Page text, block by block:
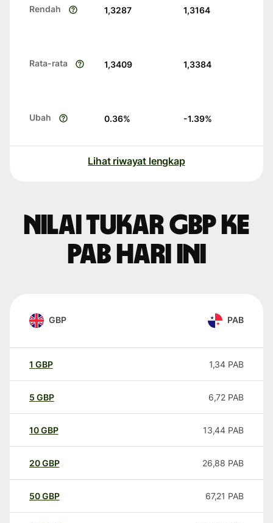
Rendah 1,3287 1,3164
Rata-rata 1,3409 1,3384
Ubah 0.36% -1.39%
Lihat riwayat lengkap
Nilai tukar GBP ke
PAB hari ini
GBP PAB
1 GBP 1,34 PAB
5 GBP 6,72 PAB
10GBP 13,44 PAB
20GBP 26,88 PAB
50GBP 67,21 PAB